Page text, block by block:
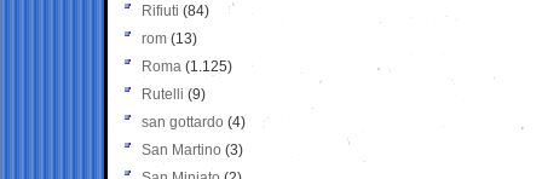
Rifiuti (84)
rom (13)
Roma (1.125)
Rutelli (9)
san gottardo (4)
San Martino (3)